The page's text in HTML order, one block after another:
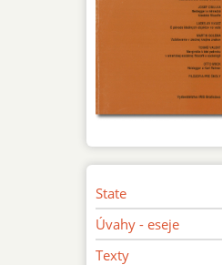
State
Úvahy - eseje
Texty